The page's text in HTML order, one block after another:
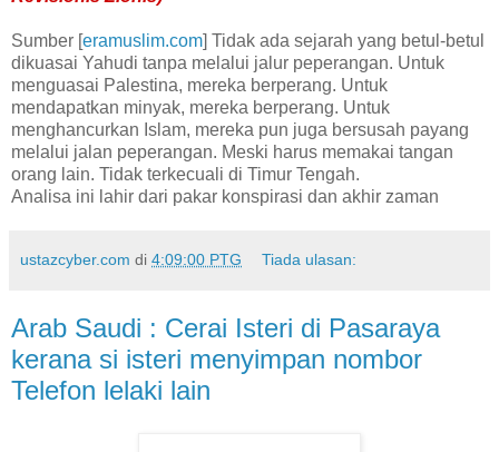
Sumber [eramuslim.com] Tidak ada sejarah yang betul-betul
dikuasai Yahudi tanpa melalui jalur peperangan. Untuk
menguasai Palestina, mereka berperang. Untuk
mendapatkan minyak, mereka berperang. Untuk
menghancurkan Islam, mereka pun juga bersusah payang
melalui jalan peperangan. Meski harus memakai tangan
orang lain. Tidak terkecuali di Timur Tengah.
Analisa ini lahir dari pakar konspirasi dan akhir zaman
ustazcyber.com di 4:09:00 PTG Tiada ulasan:
Arab Saudi : Cerai Isteri di Pasaraya
kerana si isteri menyimpan nombor
Telefon lelaki lain